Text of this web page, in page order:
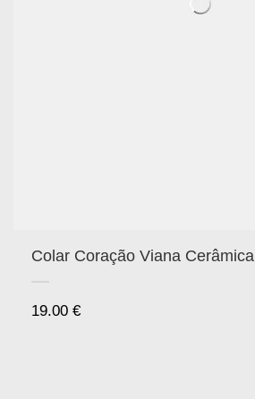
Colar Coração Viana Cerâmica
19.00 €